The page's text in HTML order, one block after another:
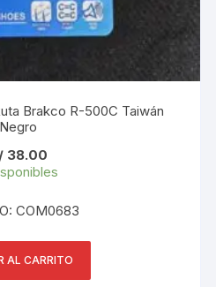
Brakco R-500C Taiwán
Negro
38.00
COM0683
AL CARRITO